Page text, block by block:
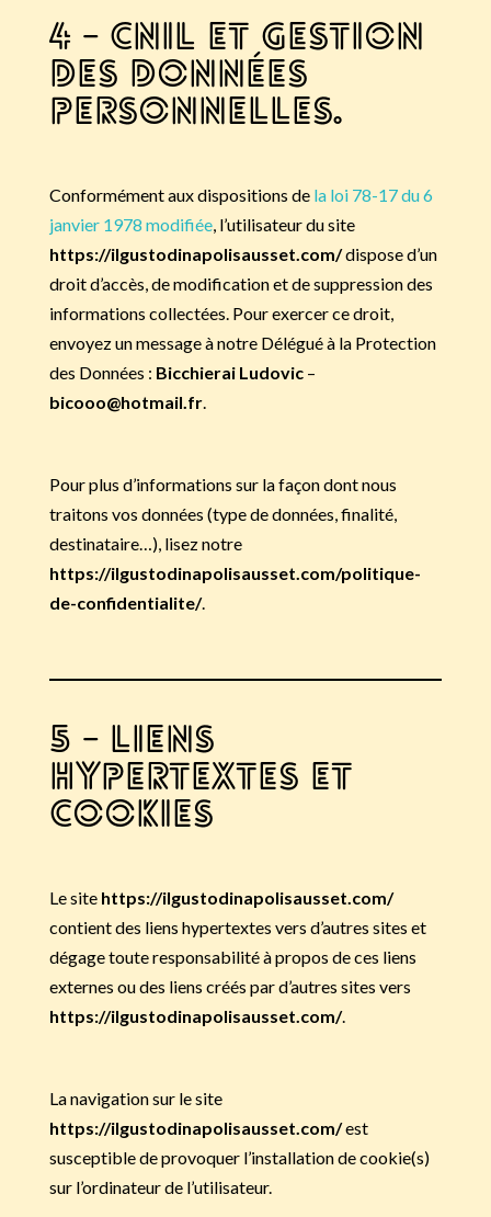
4 – CNIL et gestion
des données
personnelles.
Conformément aux dispositions de la loi 78-17 du 6
janvier 1978 modifiée, l’utilisateur du site
https://ilgustodinapolisausset.com/dispose d’un
droit d’accès, de modification et de suppression des
informations collectées. Pour exercer ce droit,
envoyez un message à notre Délégué à la Protection
des Données : Bicchierai Ludovic–
bicooo@hotmail.fr.
Pour plus d’informations sur la façon dont nous
traitons vos données (type de données, finalité,
destinataire…), lisez notre
https://ilgustodinapolisausset.com/politique-
de-confidentialite/.
5 – Liens
hypertextes et
cookies
Le site https://ilgustodinapolisausset.com/
contient des liens hypertextes vers d’autres sites et
dégage toute responsabilité à propos de ces liens
externes ou des liens créés par d’autres sites vers
https://ilgustodinapolisausset.com/.
La navigation sur le site
https://ilgustodinapolisausset.com/est
susceptible de provoquer l’installation de cookie(s)
sur l’ordinateur de l’utilisateur.